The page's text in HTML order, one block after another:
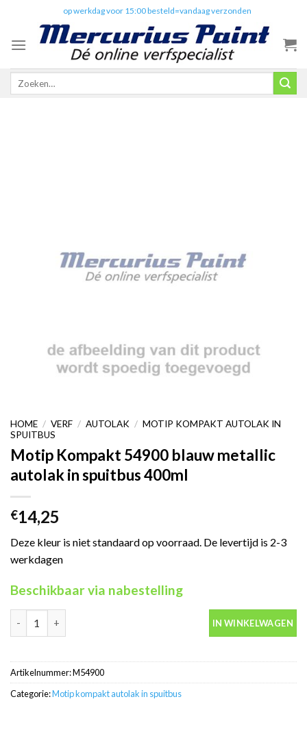
content
op werkdag voor 15:00 besteld=vandaag verzonden
Zoeken
HOME / VERF / AUTOLAK / MOTIP KOMPAKT AUTOLAK IN
SPUITBUS
Motip Kompakt 54900 blauw metallic
autolak in spuitbus 400ml
€14,25
Deze kleur is niet standaard op voorraad. De levertijd is 2-3
werkdagen
Beschikbaar via nabestelling
IN WINKELWAGEN
Artikelnummer:M54900
Categorie:Motip kompakt autolak in spuitbus